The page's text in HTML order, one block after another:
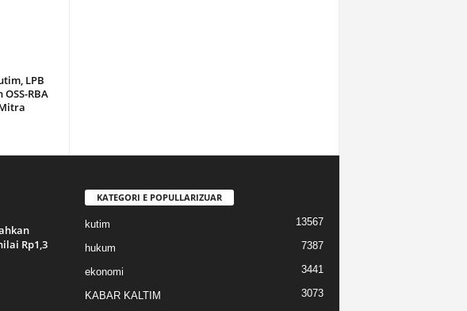
LPB
RBA
Rp1,3
KATEGORI E POPULLARIZUAR
kutim 13567
hukum 7387
ekonomi 3441
KABAR KALTIM
3073